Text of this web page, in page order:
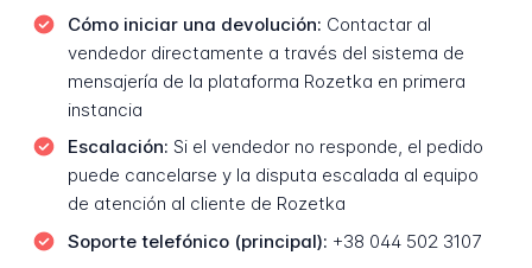
Cómo iniciar una devolución: Contactar al
vendedor directamente a través del sistema de
mensajería de la plataforma Rozetka en primera
instancia
Escalación: Si el vendedor no responde, el pedido
puede cancelarse y la disputa escalada al equipo
de atención al cliente de Rozetka
Soporte telefónico (principal): +38 044 502 3107